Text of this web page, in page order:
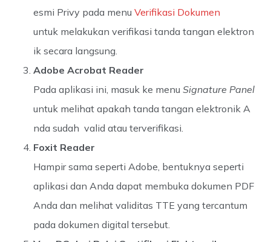
esmi Privy pada menu Verifikasi Dokumen
untuk melakukan verifikasi tanda tangan elektron
ik secara langsung.
Adobe Acrobat Reader
Pada aplikasi ini, masuk ke menu Signature Panel
untuk melihat apakah tanda tangan elektronik A
nda sudah valid atau terverifikasi.
Foxit Reader
Hampir sama seperti Adobe, bentuknya seperti
aplikasi dan Anda dapat membuka dokumen PDF
Anda dan melihat validitas TTE yang tercantum
pada dokumen digital tersebut.